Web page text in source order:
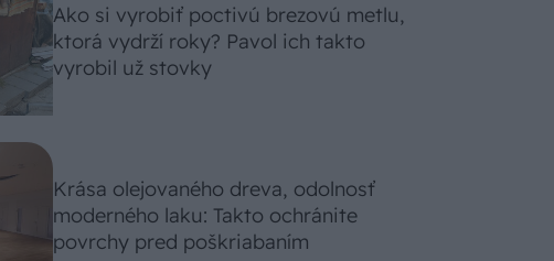
Ako si vyrobiť poctivú brezovú metlu,
ktorá vydrží roky? Pavol ich takto
vyrobil už stovky
Krása olejovaného dreva, odolnosť
moderného laku: Takto ochránite
povrchy pred poškriabaním